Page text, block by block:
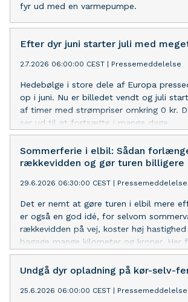
fyr ud med en varmepumpe.
Efter dyr juni starter juli med
2.7.2026 06:00:00 CEST | Pressemeddelelse
Hedebølge i store dele af Europa
op i juni. Nu er billedet vendt og juli
af timer med strømpriser omkring 0 kr.
ser ud til at fortsætte i mange dage.
Sommerferie i elbil: Sådan
rækkevidden og gør turen billigere
29.6.2026 06:30:00 CEST | Pressemeddelelse
Det er nemt at gøre turen i elbil mere
er også en god idé, for selvom
rækkevidden på vej, koster høj
bagage mange kilometer og kroner. Her
bedste tips til at få flere kilometer ud
Undgå dyr opladning på kør-selv-
25.6.2026 06:00:00 CEST | Pressemeddelelse